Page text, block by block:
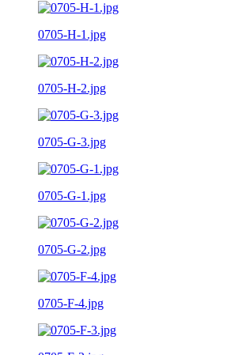
0705-H-1.jpg
0705-H-2.jpg
0705-G-3.jpg
0705-G-1.jpg
0705-G-2.jpg
0705-F-4.jpg